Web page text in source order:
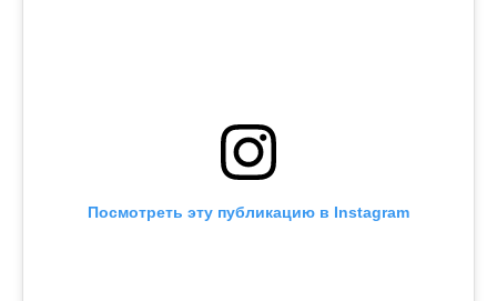
Посмотреть эту публикацию в Instagram